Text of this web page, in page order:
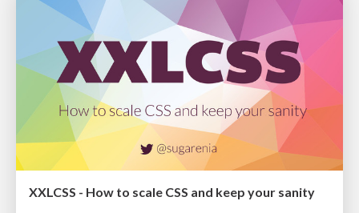
XXLCSS - How to scale CSS and keep your sanity